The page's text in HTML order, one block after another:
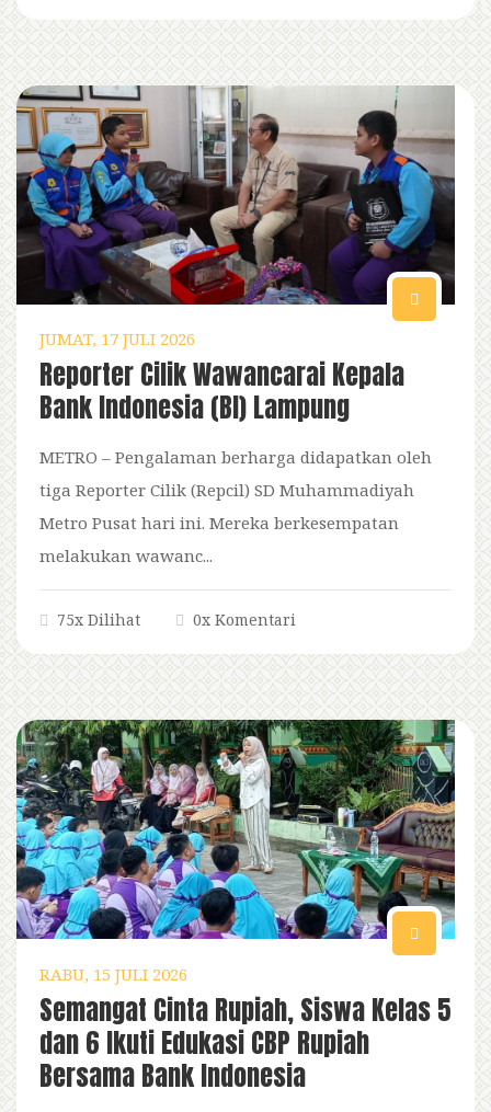
JUMAT, 17 JULI 2026
Reporter Cilik Wawancarai Kepala
Bank Indonesia (BI) Lampung
METRO – Pengalaman berharga didapatkan oleh
tiga Reporter Cilik (Repcil) SD Muhammadiyah
Metro Pusat hari ini. Mereka berkesempatan
melakukan wawanc...
75x Dilihat 0x Komentari
RABU, 15 JULI 2026
Semangat Cinta Rupiah, Siswa Kelas 5
dan 6 Ikuti Edukasi CBP Rupiah
Bersama Bank Indonesia